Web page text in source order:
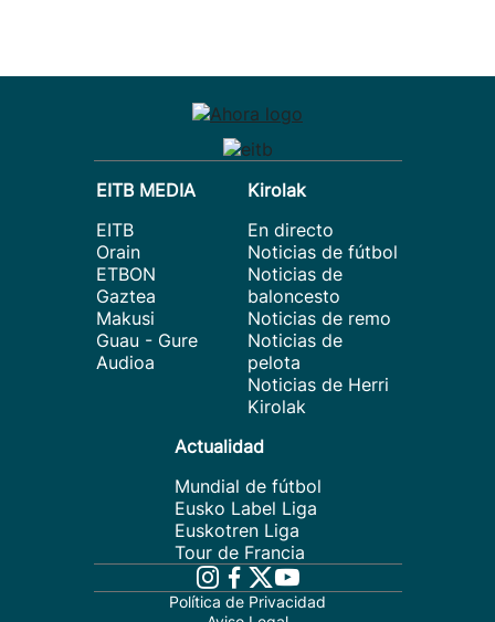
EITB MEDIA
EITB
Orain
ETBON
Gaztea
Makusi
Guau - Gure
Audioa
Kirolak
En directo
Noticias de fútbol
Noticias de
baloncesto
Noticias de remo
Noticias de
pelota
Noticias de Herri
Kirolak
Actualidad
Mundial de fútbol
Eusko Label Liga
Euskotren Liga
Tour de Francia
Política de Privacidad